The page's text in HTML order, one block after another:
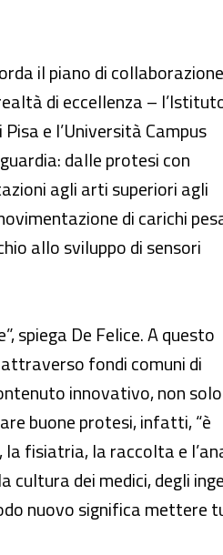
il piano di
di eccellenza –
e l’Università Campus
dalle protesi con
agli arti superiori agli
di carichi
allo sviluppo di sensori
spiega De Felice. A questo
fondi comuni di
innovativo, non solo
buone protesi, infatti, “è
fisiatria, la raccolta e
cultura dei medici, degli
nuovo significa mettere